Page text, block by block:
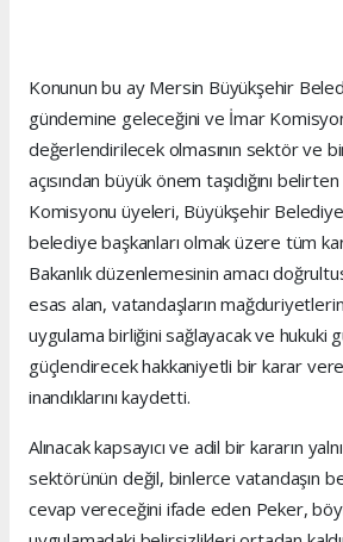
Konunun bu ay Mersin Büyükşehir
gündemine geleceğini ve İmar
değerlendirilecek olmasının sektör ve
açısından büyük önem taşıdığını
Komisyonu üyeleri, Büyükşehir
belediye başkanları olmak üzere tüm
Bakanlık düzenlemesinin amacı
esas alan, vatandaşların
uygulama birliğini sağlayacak ve hukuki
güçlendirecek hakkaniyetli bir karar
inandıklarını kaydetti.
Alınacak kapsayıcı ve adil bir kararın
sektörünün değil, binlerce vatandaşın
cevap vereceğini ifade eden Peker,